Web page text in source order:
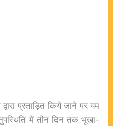
प्रताड़ित किये जाने पर यम
में तीन दिन तक भूखा-